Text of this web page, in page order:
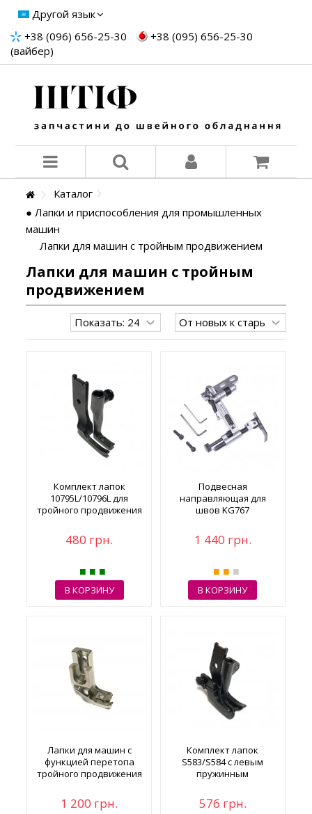
Другой язык
+38 (096) 656-25-30
+38 (095) 656-25-30
(вайбер)
Каталог
● Лапки и приспособления для промышленных
машин
Лапки для машин с тройным продвижением
Лапки для машин с тройным
продвижением
Комплект лапок
10795L/10796L для
тройного продвижения
480 грн.
В КОРЗИНУ
Подвесная
направляющая для
швов KG767
1 440 грн.
В КОРЗИНУ
Лапки для машин с
функцией перетопа
тройного продвижения
1 200 грн.
Комплект лапок
S583/S584 с левым
пружинным
576 грн.